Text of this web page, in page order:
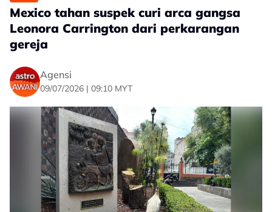
Mexico tahan suspek curi arca gangsa
Leonora Carrington dari perkarangan
gereja
Agensi
09/07/2026 | 09:10 MYT